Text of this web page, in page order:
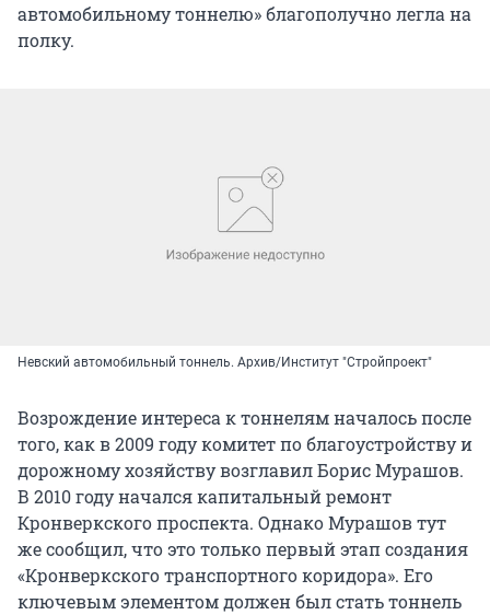
автомобильному тоннелю» благополучно легла на
полку.
Невский автомобильный тоннель. Архив/Институт "Стройпроект"
Возрождение интереса к тоннелям началось после
того, как в 2009 году комитет по благоустройству и
дорожному хозяйству возглавил Борис Мурашов.
В 2010 году начался капитальный ремонт
Кронверкского проспекта. Однако Мурашов тут
же сообщил, что это только первый этап создания
«Кронверкского транспортного коридора». Его
ключевым элементом должен был стать тоннель